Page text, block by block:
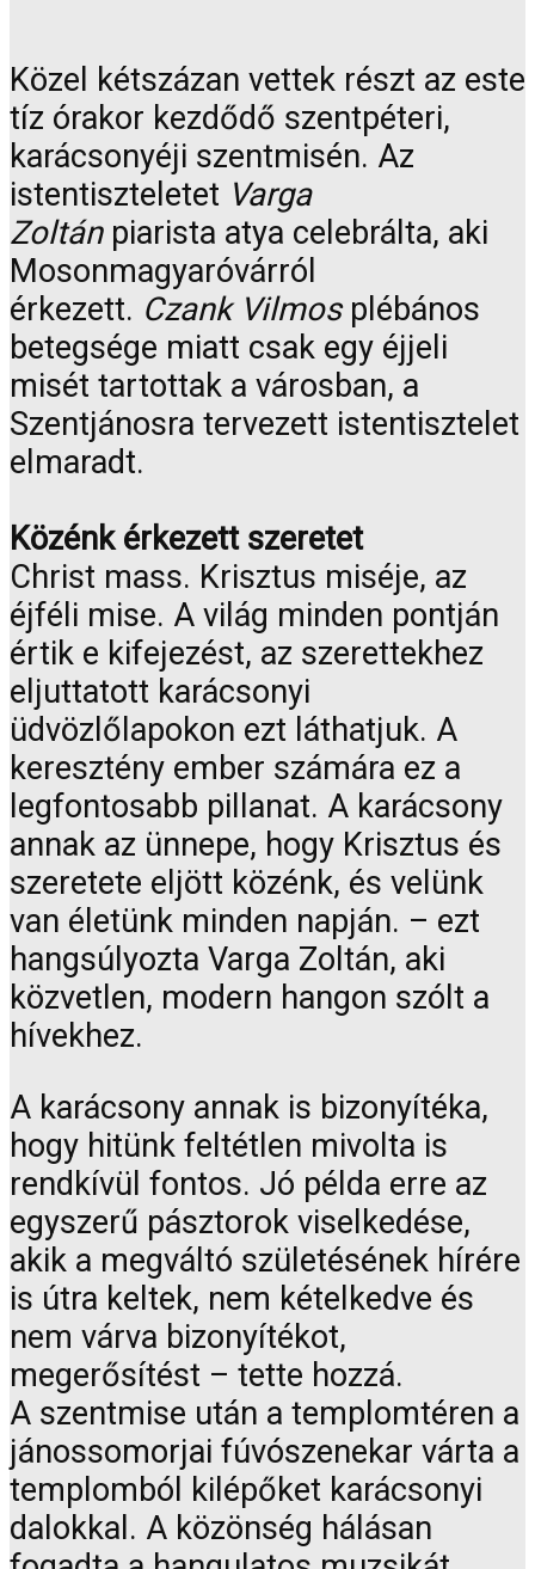
Közel kétszázan vettek részt az este
tíz órakor kezdődő szentpéteri,
karácsonyéji szentmisén. Az
istentiszteletet Varga
Zoltánpiarista atya celebrálta, aki
Mosonmagyaróvárról
érkezett. Czank Vilmosplébános
betegsége miatt csak egy éjjeli
misét tartottak a városban, a
Szentjánosra tervezett istentisztelet
elmaradt.
Közénk érkezett szeretet
Christ mass. Krisztus miséje, az
éjféli mise. A világ minden pontján
értik e kifejezést, az szerettekhez
eljuttatott karácsonyi
üdvözlőlapokon ezt láthatjuk. A
keresztény ember számára ez a
legfontosabb pillanat. A karácsony
annak az ünnepe, hogy Krisztus és
szeretete eljött közénk, és velünk
van életünk minden napján. – ezt
hangsúlyozta Varga Zoltán, aki
közvetlen, modern hangon szólt a
hívekhez.
A karácsony annak is bizonyítéka,
hogy hitünk feltétlen mivolta is
rendkívül fontos. Jó példa erre az
egyszerű pásztorok viselkedése,
akik a megváltó születésének hírére
is útra keltek, nem kételkedve és
nem várva bizonyítékot,
megerősítést – tette hozzá.
A szentmise után a templomtéren a
jánossomorjai fúvószenekar várta a
templomból kilépőket karácsonyi
dalokkal. A közönség hálásan